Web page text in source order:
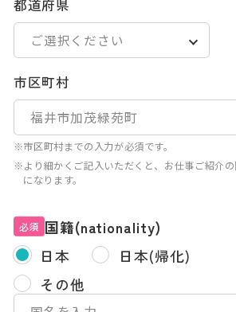
都道府県
市区町村
※市区町村までの入力が必須です。
※より細かくご記入いただくと、お仕事ご紹介
になります。
必須 国籍(nationality)
日本
日本(帰化)
その他